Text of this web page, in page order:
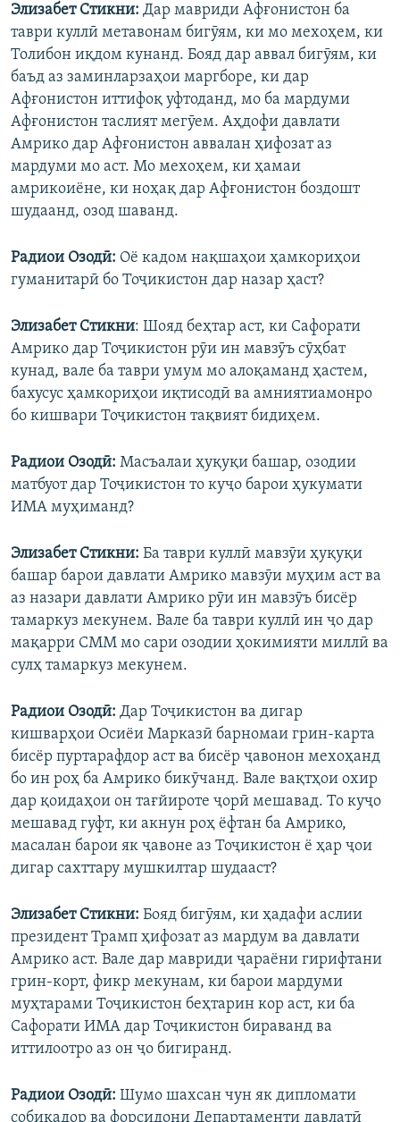
Элизабет Стикни: Дар мавриди Афғонистон ба
таври куллӣ метавонам бигӯям, ки мо мехоҳем, ки
Толибон иқдом кунанд. Бояд дар аввал бигӯям, ки
баъд аз заминларзаҳои маргборе, ки дар
Афғонистон иттифоқ уфтоданд, мо ба мардуми
Афғонистон таслият мегӯем. Аҳдофи давлати
Амрико дар Афғонистон аввалан ҳифозат аз
мардуми мо аст. Мо мехоҳем, ки ҳамаи
амрикоиёне, ки ноҳақ дар Афғонистон боздошт
шудаанд, озод шаванд.
Радиои Озодӣ: Оё кадом нақшаҳои ҳамкориҳои
гуманитарӣ бо Тоҷикистон дар назар ҳаст?
Элизабет Стикни: Шояд беҳтар аст, ки Сафорати
Амрико дар Тоҷикистон рӯи ин мавзӯъ сӯҳбат
кунад, вале ба таври умум мо алоқаманд ҳастем,
бахусус ҳамкориҳои иқтисодӣ ва амниятиамонро
бо кишвари Тоҷикистон тақвият бидиҳем.
Радиои Озодӣ: Масъалаи ҳуқуқи башар, озодии
матбуот дар Тоҷикистон то куҷо барои ҳукумати
ИМА муҳиманд?
Элизабет Стикни: Ба таври куллӣ мавзӯи ҳуқуқи
башар барои давлати Амрико мавзӯи муҳим аст ва
аз назари давлати Амрико рӯи ин мавзӯъ бисёр
тамаркуз мекунем. Вале ба таври куллӣ ин ҷо дар
мақарри СММ мо сари озодии ҳокимияти миллӣ ва
сулҳ тамаркуз мекунем.
Радиои Озодӣ: Дар Тоҷикистон ва дигар
кишварҳои Осиёи Марказӣ барномаи грин-карта
бисёр пуртарафдор аст ва бисёр ҷавонон мехоҳанд
бо ин роҳ ба Амрико бикӯчанд. Вале вақтҳои охир
дар қоидаҳои он тағйироте ҷорӣ мешавад. То куҷо
мешавад гуфт, ки акнун роҳ ёфтан ба Амрико,
масалан барои як ҷавоне аз Тоҷикистон ё ҳар ҷои
дигар сахттару мушкилтар шудааст?
Элизабет Стикни: Бояд бигӯям, ки ҳадафи аслии
президент Трамп ҳифозат аз мардум ва давлати
Амрико аст. Вале дар мавриди ҷараёни гирифтани
грин-корт, фикр мекунам, ки барои мардуми
муҳтарами Тоҷикистон беҳтарин кор аст, ки ба
Сафорати ИМА дар Тоҷикистон бираванд ва
иттилоотро аз он ҷо бигиранд.
Радиои Озодӣ: Шумо шахсан чун як дипломати
собиқадор ва форсидони Департаменти давлатӣ